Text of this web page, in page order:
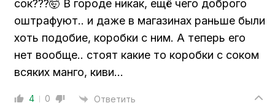
сок???🤯 В городе никак, ещё чего доброго
оштрафуют.. и даже в магазинах раньше были
хоть подобие, коробки с ним. А теперь его
нет вообще.. стоят какие то коробки с соком
всяких манго, киви…
4 0 Ответить